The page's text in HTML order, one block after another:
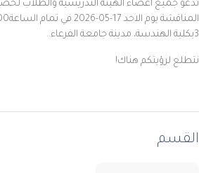
ندعو جميع أعضاء الهيئة التدريسية والطلاب
المناقشة يوم الاحد 17-05-2026 في تمام الساعة01:00 ظهرًا، في القاعة
3بكلية الهندسة، مدينة جامعة الفرعاء..
نتطلع لرؤيتكم هناك!
القسم